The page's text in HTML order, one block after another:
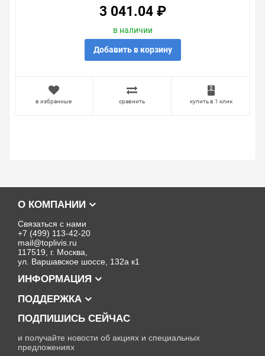
3 041.04 ₽
в наличии
Добавить в корзину
в избранные сравнить купить в 1 клик
О КОМПАНИИ
Связаться с нами
+7 (499) 113-42-20
mail@toplivis.ru
117519, г. Москва,
ул. Варшавское шоссе, 132а к1
ИНФОРМАЦИЯ
ПОДДЕРЖКА
ПОДПИШИСЬ СЕЙЧАС
и получайте новости об акциях и специальных
предложениях